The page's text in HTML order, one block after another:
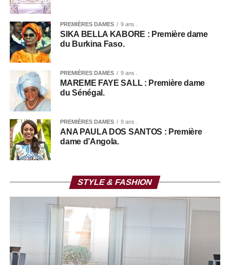
PREMIÈRES DAMES 9 ans .
SIKA BELLA KABORE : Première dame
du Burkina Faso.
PREMIÈRES DAMES 9 ans .
MAREME FAYE SALL : Première dame
du Sénégal.
PREMIÈRES DAMES 9 ans .
ANA PAULA DOS SANTOS : Première
dame d’Angola.
STYLE & FASHION